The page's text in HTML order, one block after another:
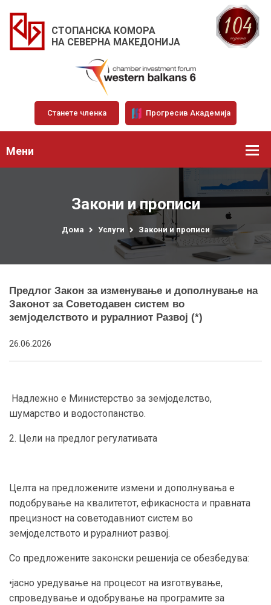
СТОПАНСКА КОМОРА
НА СЕВЕРНА МАКЕДОНИЈА
Станете членка Прогресив Академија
Мени
Закони и прописи
Дома Услуги Закони и прописи
Предлог Закон за изменување и дополнување на
Законот за Советодавен систем во
земјоделството и руралниот Развој (*)
26.06.2026
Надлежно е Министерство за земјоделство,
шумарство и водостопанство.
2. Цели на предлог регулативата
Целта на предложените измени и дополнувања е
подобрување на квалитетот, ефикасноста и правната
прецизност на советодавниот систем во
земјоделството и руралниот развој.
Со предложените законски решенија се обезбедува:
•јасно уредување на процесот на изготвување,
спроведување и одобрување на програмите за